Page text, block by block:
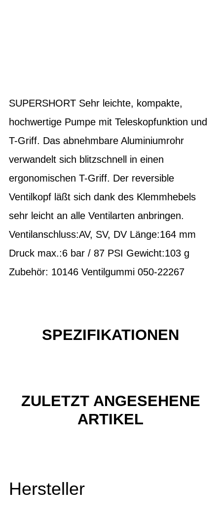
SUPERSHORT Sehr leichte, kompakte,
hochwertige Pumpe mit Teleskopfunktion und
T-Griff. Das abnehmbare Aluminiumrohr
verwandelt sich blitzschnell in einen
ergonomischen T-Griff. Der reversible
Ventilkopf läßt sich dank des Klemmhebels
sehr leicht an alle Ventilarten anbringen.
Ventilanschluss:AV, SV, DV Länge:164 mm
Druck max.:6 bar / 87 PSI Gewicht:103 g
Zubehör: 10146 Ventilgummi 050-22267
SPEZIFIKATIONEN
ZULETZT ANGESEHENE
ARTIKEL
Hersteller